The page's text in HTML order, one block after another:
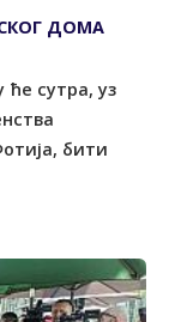
ДОМА
сутра, уз
бити